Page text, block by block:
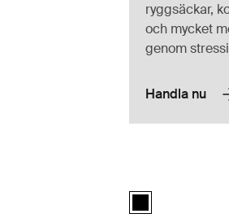
ryggsäckar,
och mycket
genom
Handla nu
footmuff M/L Tonad taupe
performance footmuff M/L Mörk skiffer
high-performance footmuff M/L Blekt khaki
high-performance footmuff M/L Svart
Thule Urban
Thule Urban Glide